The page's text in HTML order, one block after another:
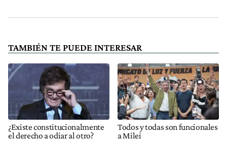
TAMBIÉN TE PUEDE INTERESAR
¿Existe constitucionalmente
el derecho a odiar al otro?
Todos y todas son funcionales
a Milei